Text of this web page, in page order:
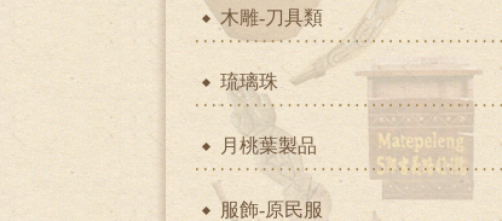
木雕-刀具類
琉璃珠
月桃葉製品
服飾-原民服